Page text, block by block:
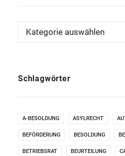
Kategorien
Schlagwörter
A-BESOLDUNG ASYLRECHT
BEFÖRDERUNG BESOLDUNG
BETRIEBSRAT BEURTEILUNG